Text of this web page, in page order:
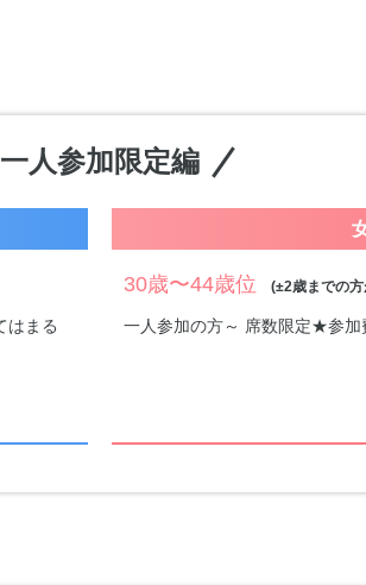
一人参加限定編
はまる
30歳〜44歳位 (±2歳までの方
一人参加の方～ 席数限定★参